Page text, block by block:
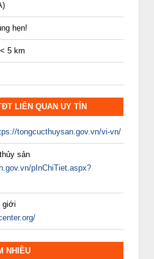
hẹn!
5 km
LIÊN QUAN UY TÍN
tongcucthuysan.gov.vn/vi-vn/
sản
pInChiTiet.aspx?
giới
NHIỀU